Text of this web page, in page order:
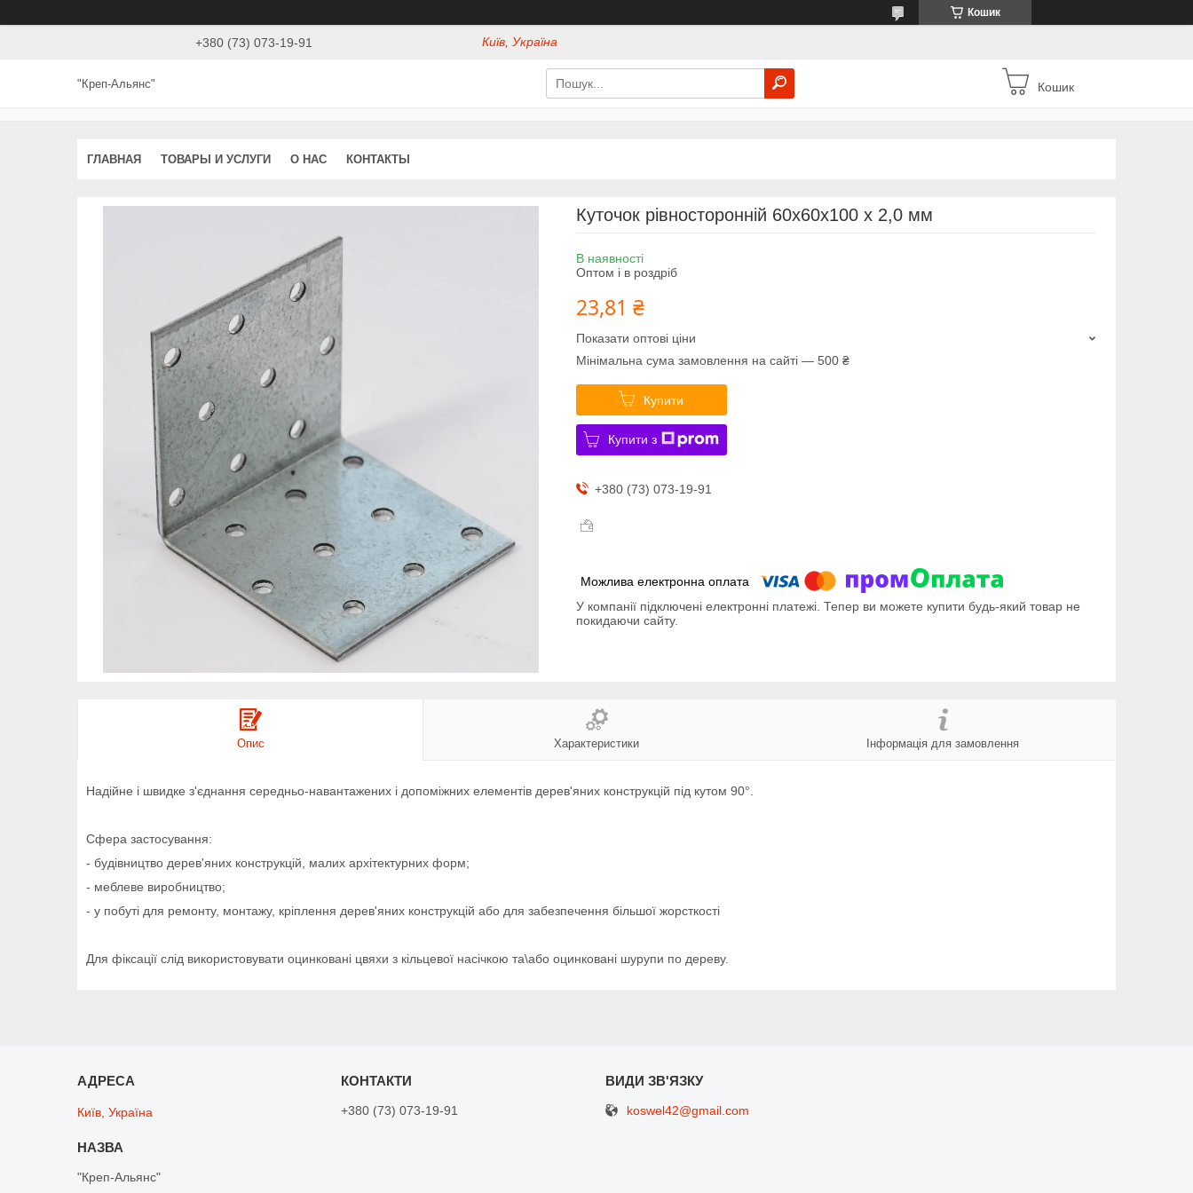
Кошик
+380 (73) 073-19-91 Київ, Україна
"Креп-Альянс" Кошик
ГЛАВНАЯ ТОВАРЫ И УСЛУГИ О НАС КОНТАКТЫ
Куточок рівносторонній 60х60х100 х 2,0 мм
В наявності
Оптом і в роздріб
23,81 ₴
Показати оптові ціни
Мінімальна сума замовлення на сайті — 500 ₴
Купити
Купити з
+380 (73) 073-19-91
У компанії підключені електронні платежі. Тепер ви можете купити будь-який товар не
покидаючи сайту.
Опис Характеристики Інформація для замовлення
Надійне і швидке з'єднання середньо-навантажених і допоміжних елементів дерев'яних конструкцій під кутом 90°.
Сфера застосування:
- будівництво дерев'яних конструкцій, малих архітектурних форм;
- меблеве виробництво;
- у побуті для ремонту, монтажу, кріплення дерев'яних конструкцій або для забезпечення більшої жорсткості
Для фіксації слід використовувати оцинковані цвяхи з кільцевої насічкою та\або оцинковані шурупи по дереву.
Київ, Україна
"Креп-Альянс"
+380 (73) 073-19-91 koswel42@gmail.com